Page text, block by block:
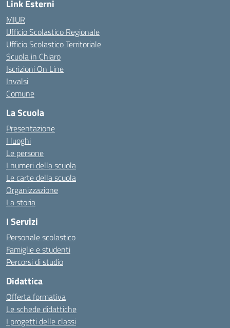
Link Esterni
MIUR
Ufficio Scolastico Regionale
Ufficio Scolastico Territoriale
Scuola in Chiaro
Iscrizioni On Line
Invalsi
Comune
La Scuola
Presentazione
I luoghi
Le persone
I numeri della scuola
Le carte della scuola
Organizzazione
La storia
I Servizi
Personale scolastico
Famiglie e studenti
Percorsi di studio
Didattica
Offerta formativa
Le schede didattiche
I progetti delle classi